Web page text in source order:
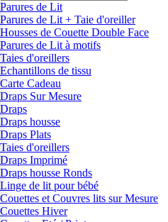
Parures de Lit
Parures de Lit + Taie d'oreiller
Housses de Couette Double Face
Parures de Lit à motifs
Taies d'oreillers
Echantillons de tissu
Carte Cadeau
Draps Sur Mesure
Draps
Draps housse
Draps Plats
Taies d'oreillers
Draps Imprimé
Draps housse Ronds
Linge de lit pour bébé
Couettes et Couvres lits sur Mesure
Couettes Hiver